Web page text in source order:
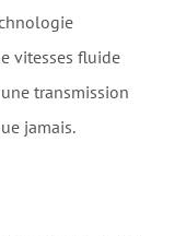
vitesses fluide
transmission
jamais.